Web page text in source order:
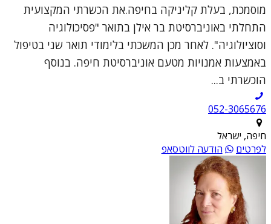
מוסמכת, בעלת קליניקה בחיפה.את הכשרתי המקצועית
התחלתי באוניברסיטת בר אילן בתואר "פסיכולוגיה
וסוציולוגיה". לאחר מכן המשכתי בלימודי תואר שני בטיפול
באמצעות אמנויות מטעם אוניברסיטת חיפה. בנוסף
הוכשרתי ב...
052-3065676
חיפה, ישראל
לפרטים
הודעה לווטסאפ